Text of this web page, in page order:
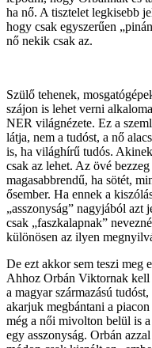
ha nő. A tisztelet legkisebb
hogy csak egyszerűen
nő nekik csak az.
Szülő tehenek,
szájon is lehet verni
NER világnézete. Ez a
látja, nem a tudóst, a nő
is, ha világhírű tudós.
csak az lehet. Az övé
magasabbrendű, ha sötét,
ősember. Ha ennek a
„asszonyság” nagyjából azt
csak „faszkalapnak”
különösen az ilyen
De ezt akkor sem teszi meg
Ahhoz Orbán Viktornak kell
a magyar származású
akarjuk megbántani a
még a női mivolton belül is
egy asszonyság. Orbán